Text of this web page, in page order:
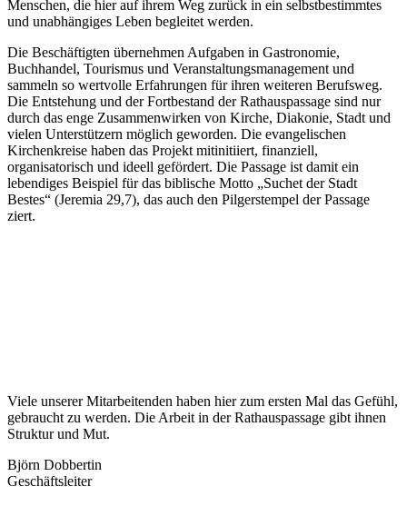
Menschen, die hier auf ihrem Weg zurück in ein selbstbestimmtes
und unabhängiges Leben begleitet werden.
Die Beschäftigten übernehmen Aufgaben in Gastronomie,
Buchhandel, Tourismus und Veranstaltungsmanagement und
sammeln so wertvolle Erfahrungen für ihren weiteren Berufsweg.
Die Entstehung und der Fortbestand der Rathauspassage sind nur
durch das enge Zusammenwirken von Kirche, Diakonie, Stadt und
vielen Unterstützern möglich geworden. Die evangelischen
Kirchenkreise haben das Projekt mitinitiiert, finanziell,
organisatorisch und ideell gefördert. Die Passage ist damit ein
lebendiges Beispiel für das biblische Motto „Suchet der Stadt
Bestes“ (Jeremia 29,7), das auch den Pilgerstempel der Passage
ziert.
Viele unserer Mitarbeitenden haben hier zum ersten Mal das Gefühl,
gebraucht zu werden. Die Arbeit in der Rathauspassage gibt ihnen
Struktur und Mut.
Björn Dobbertin
Geschäftsleiter